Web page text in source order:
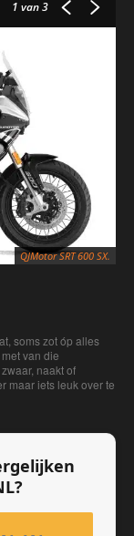
1 van 3
QJMotor SRT 600 SX.
soms zot óp alles
van die
naakt of
maar iets leuk over te